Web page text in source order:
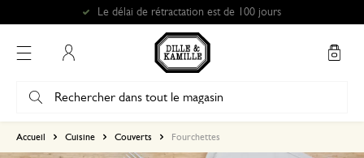
Le délai de rétractation est de 100 jours
Accueil Cuisine Couverts Fourchettes